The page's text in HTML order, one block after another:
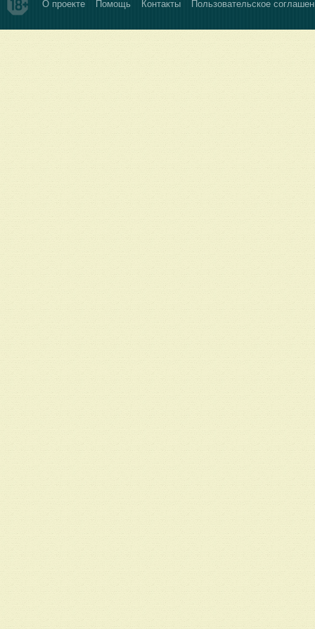
О проекте Помощь Контакты Пользовательское